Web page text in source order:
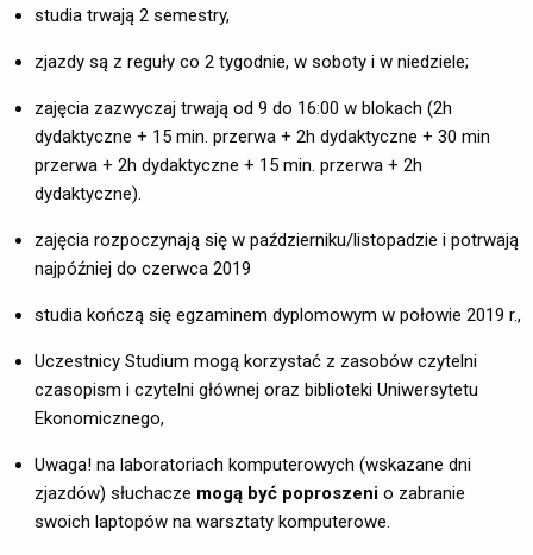
studia trwają 2 semestry,
zjazdy są z reguły co 2 tygodnie, w soboty i w niedziele;
zajęcia zazwyczaj trwają od 9 do 16:00 w blokach (2h
dydaktyczne + 15 min. przerwa + 2h dydaktyczne + 30 min
przerwa + 2h dydaktyczne + 15 min. przerwa + 2h
dydaktyczne).
zajęcia rozpoczynają się w październiku/listopadzie i potrwają
najpóźniej do czerwca 2019
studia kończą się egzaminem dyplomowym w połowie 2019 r.,
Uczestnicy Studium mogą korzystać z zasobów czytelni
czasopism i czytelni głównej oraz biblioteki Uniwersytetu
Ekonomicznego,
Uwaga! na laboratoriach komputerowych (wskazane dni
zjazdów) słuchacze mogą być poproszenio zabranie
swoich laptopów na warsztaty komputerowe.